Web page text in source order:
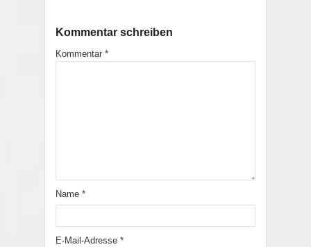
Kommentar schreiben
Kommentar *
Name *
E-Mail-Adresse *